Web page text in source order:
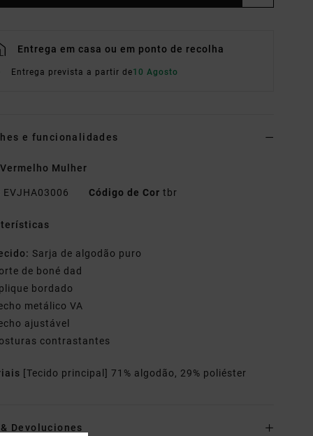
Entrega em casa ou em ponto de recolha
Entrega prevista a partir de10 Agosto
e funcionalidades
Mulher
EVJHA03006 Código de Cor tbr
Sarja de algodão puro
de boné dad
bordado
metálico VA
ajustável
contrastantes
[Tecido principal] 71% algodão, 29% poliéster
Devoluciones